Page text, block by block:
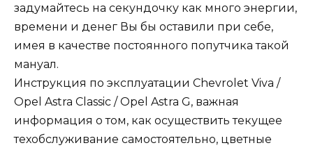
задумайтесь на секундочку как много энергии,
времени и денег Вы бы оставили при себе,
имея в качестве постоянного попутчика такой
мануал.
Инструкция по эксплуатации Chevrolet Viva /
Opel Astra Classic / Opel Astra G, важная
информация о том, как осуществить текущее
техобслуживание самостоятельно, цветные